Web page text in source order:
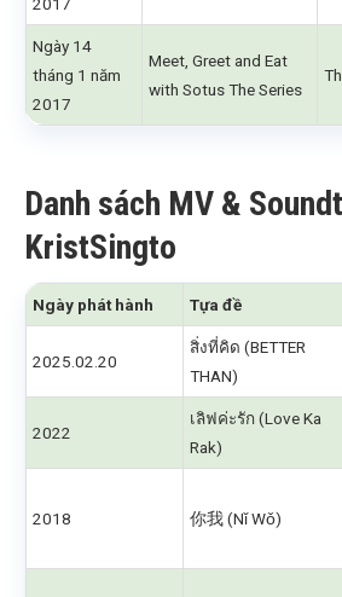
2017
Ngày 14
tháng 1 năm
2017
Meet, Greet and Eat
with Sotus The Series
Danh sách MV &
KristSingto
Ngày phát hành Tựa đề
2025.02.20
สิ่งที่คิด (BETTER
THAN)
2022
เลิฟค่ะรัก (Love Ka
Rak)
2018 你我 (Nǐ Wǒ)